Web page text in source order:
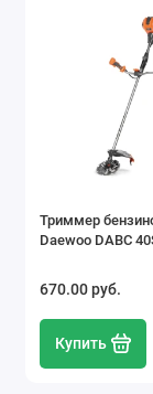
Триммер
Daewoo DABC
670.00 pуб.
Купить